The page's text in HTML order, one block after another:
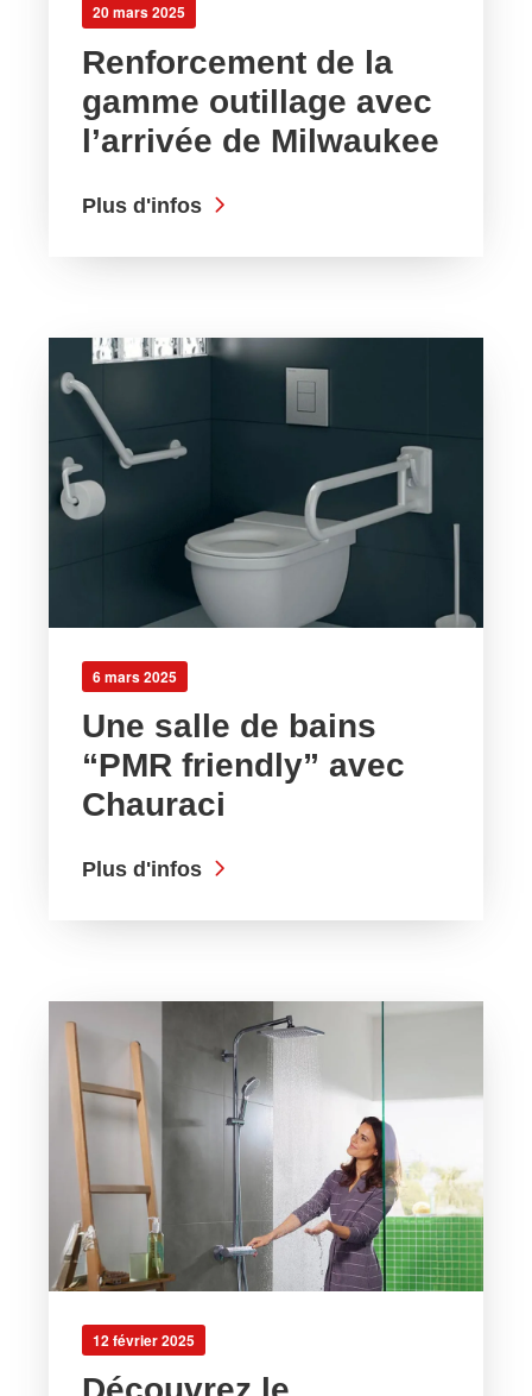
20 mars 2025
Renforcement de la
gamme outillage avec
l’arrivée de Milwaukee
Plus d'infos
6 mars 2025
Une salle de bains
“PMR friendly” avec
Chauraci
Plus d'infos
12 février 2025